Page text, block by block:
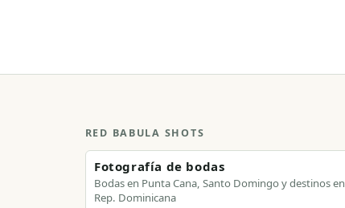
RED BABULA SHOTS
Fotografía de bodas
Bodas en Punta Cana, Santo Domingo y destinos en
Rep. Dominicana